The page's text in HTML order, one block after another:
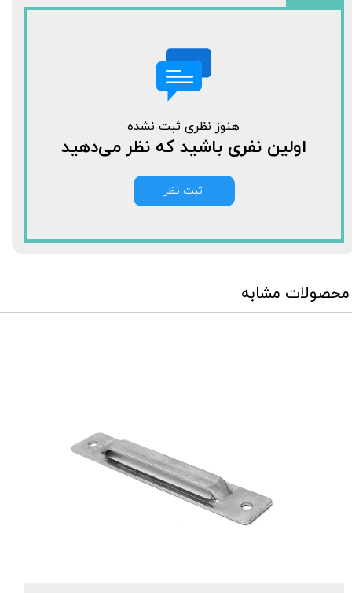
هنوز نظری ثبت نشده
اولین نفری باشید که نظر می‌دهید
ثبت نظر
محصولات مشابه